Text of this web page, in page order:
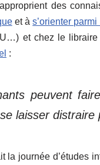
des
et às’orienter
et chez le
:
peuvent
laisser distraire
la journée d’études